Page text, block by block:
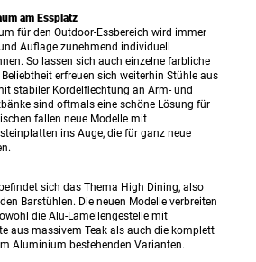
am Essplatz
für den Outdoor-Essbereich wird immer
Auflage zunehmend individuell
So lassen sich auch einzelne farbliche
erfreuen sich weiterhin Stühle aus
stabiler Kordelflechtung an Arm- und
sind oftmals eine schöne Lösung für
fallen neue Modelle mit
ins Auge, die für ganz neue
sich das Thema High Dining, also
Barstühlen. Die neuen Modelle verbreiten
die Alu-Lamellengestelle mit
aus massivem Teak als auch die komplett
Aluminium bestehenden Varianten.